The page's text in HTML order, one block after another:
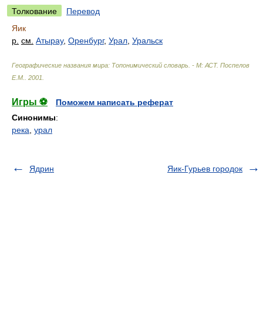
Толкование
Перевод
Яик
р. см. Атырау, Оренбург, Урал Уральск
Географические названия мира: Топонимический словарь. - М: АСТ. Поспелов
Е.М.
2001
Игры ⚽
Поможем написать реферат
Синонимы:
река урал
Ядрин Яик-Гурьев городок